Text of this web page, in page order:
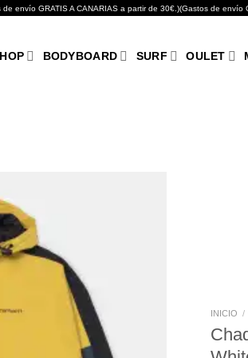
envío GRATIS A CANARIAS a partir de 30€.)(Gastos de
BODYBOARD SURF OULET
INICIO /